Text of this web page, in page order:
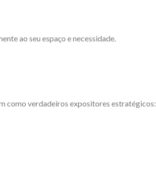
ao seu espaço e necessidade.
como verdadeiros expositores estratégicos: